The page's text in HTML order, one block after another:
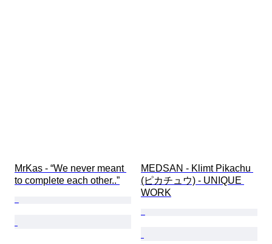
MrKas - “We never meant
to complete each other..”
MEDSAN - Klimt Pikachu
(ピカチュウ) - UNIQUE
WORK